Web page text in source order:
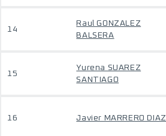
14
Raul GONZALEZ
BALSERA
15
Yurena SUAREZ
SANTIAGO
16 Javier MARRERO DIAZ